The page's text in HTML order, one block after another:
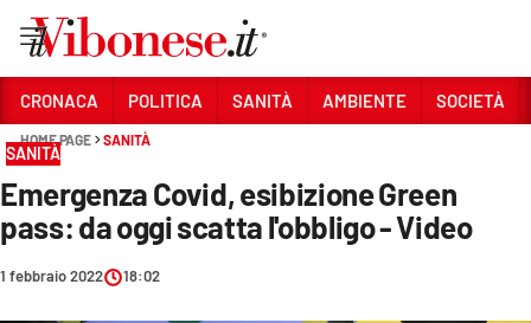
Sezioni
CRONACA
POLITICA
SANITÀ
CRONACA POLITICA SANITÀ AMBIENTE SOCIETÀ
HOME PAGE SANITÀ
SANITÀ
Emergenza Covid, esibizione Green
pass: da oggi scatta l'obbligo - Video
1 febbraio 2022 18:02